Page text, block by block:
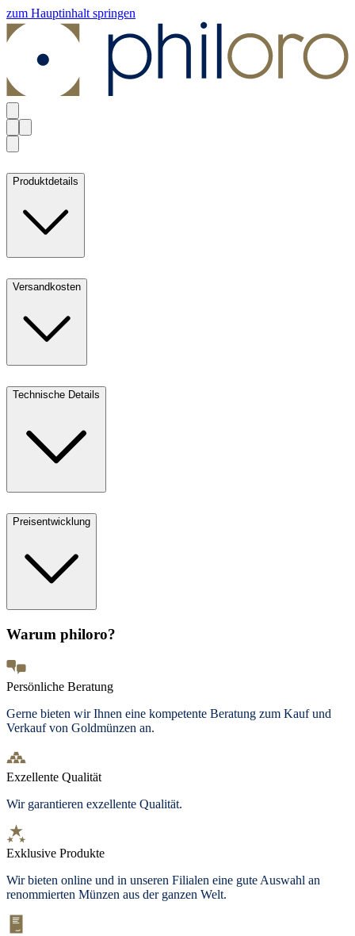
zum Hauptinhalt springen
Produktdetails
Versandkosten
Technische Details
Preisentwicklung
Warum philoro?
Persönliche Beratung
Gerne bieten wir Ihnen eine kompetente Beratung zum Kauf und
Verkauf von Goldmünzen an.
Exzellente Qualität
Wir garantieren exzellente Qualität.
Exklusive Produkte
Wir bieten online und in unseren Filialen eine gute Auswahl an
renommierten Münzen aus der ganzen Welt.